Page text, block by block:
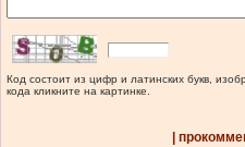
Код состоит из цифр и латинских букв,
кода кликните на картинке.
|